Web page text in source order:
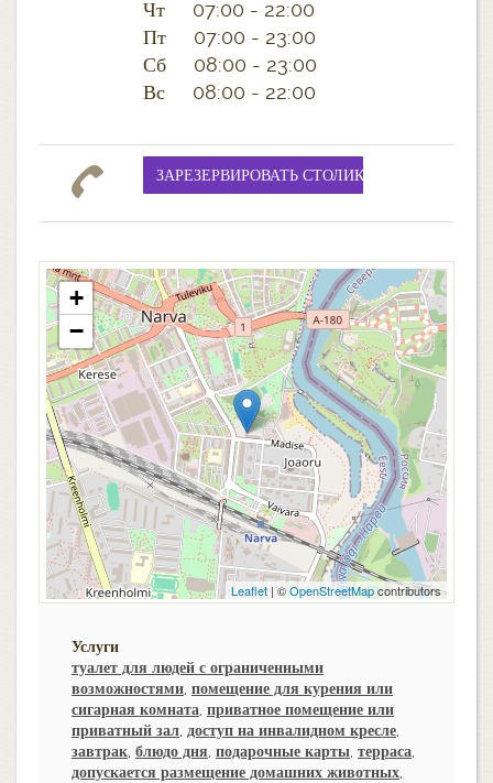
Чт 07:00 - 22:00
Пт 07:00 - 23:00
Сб 08:00 - 23:00
Вс 08:00 - 22:00
+
−
Leaflet | ©OpenStreetMapcontributors
Услуги
туалет для людей с ограниченными
возможностями, помещение для курения или
сигарная комната, приватное помещение или
приватный зал, доступ на инвалидном кресле,
завтрак, блюдо дня, подарочные карты, терраса,
допускается размещение домашних животных,